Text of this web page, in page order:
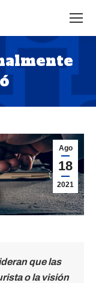
Ago
18
2021
que las
o la visión